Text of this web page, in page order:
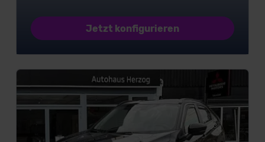
Jetzt konfigurieren